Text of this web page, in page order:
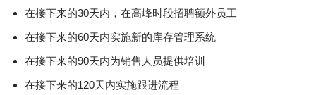
在接下来的30天内，在高峰时段招聘额外员工
在接下来的60天内实施新的库存管理系统
在接下来的90天内为销售人员提供培训
在接下来的120天内实施跟进流程